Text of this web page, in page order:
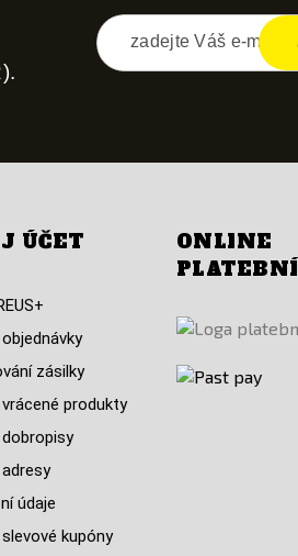
ÚČET
zásilky
produkty
údaje
kupóny
ONLINE